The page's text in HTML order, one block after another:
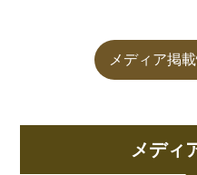
メディア掲
メディ